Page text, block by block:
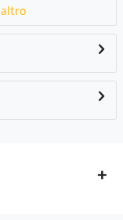
altro